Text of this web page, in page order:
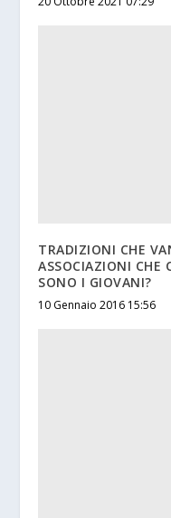
TRADIZIONI CHE
ASSOCIAZIONI CHE
SONO I GIOVANI?
10 Gennaio 2016 15:56